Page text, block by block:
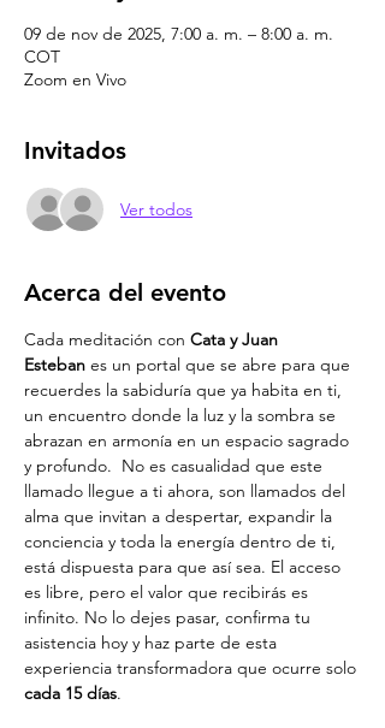
09 de nov de 2025, 7:00 a. m. – 8:00 a. m.
COT
Zoom en Vivo
Invitados
Ver todos
Acerca del evento
Cada meditación con Cata y Juan
Esteban es un portal que se abre para que
recuerdes la sabiduría que ya habita en ti,
un encuentro donde la luz y la sombra se
abrazan en armonía en un espacio sagrado
y profundo.  No es casualidad que este
llamado llegue a ti ahora, son llamados del
alma que invitan a despertar, expandir la
conciencia y toda la energía dentro de ti,
está dispuesta para que así sea. El acceso
es libre, pero el valor que recibirás es
infinito. No lo dejes pasar, confirma tu
asistencia hoy y haz parte de esta
experiencia transformadora que ocurre solo
cada 15 días.